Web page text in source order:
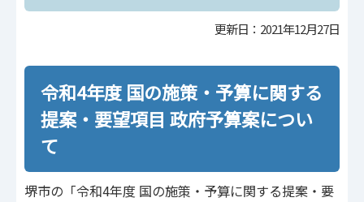
更新日：2021年12月27日
令和4年度 国の施策・予算に関する
提案・要望項目 政府予算案につい
て
堺市の「令和4年度 国の施策・予算に関する提案・要